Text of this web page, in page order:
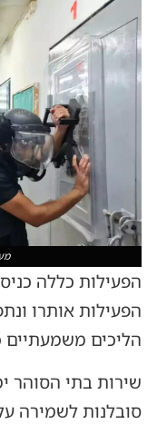
הפעילות כללה
הפעילות אותרו
הליכים משמעתיים
שירות בתי הסוהר
סובלנות לשמירה